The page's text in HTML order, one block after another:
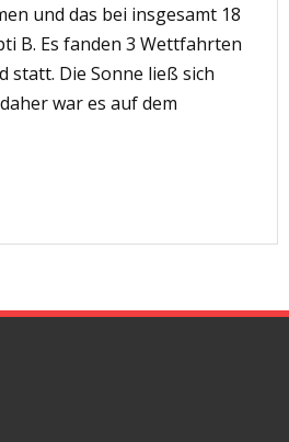
und das bei insgesamt 18
B. Es fanden 3 Wettfahrten
statt. Die Sonne ließ sich
war es auf dem